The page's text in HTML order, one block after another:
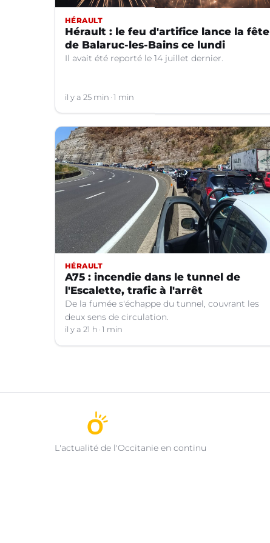
HÉRAULT
Hérault : le feu d'artifice lance la fête
de Balaruc-les-Bains ce lundi
Il avait été reporté le 14 juillet dernier.
il y a 25 min 1 min
HÉRAULT
A75 : incendie dans le tunnel de
l'Escalette, trafic à l'arrêt
De la fumée s'échappe du tunnel, couvrant les
deux sens de circulation.
il y a 21 h 1 min
L'actualité de l'Occitanie en continu